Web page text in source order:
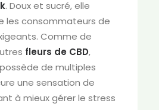
. Doux et sucré, elle
les consommateurs de
Comme de
fleurs de CBD,
possède de multiples
une sensation de
à mieux gérer le stress